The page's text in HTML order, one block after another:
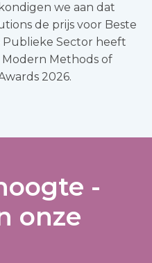
we aan dat
de prijs voor Beste
Sector heeft
Methods of
2026.
-
onze